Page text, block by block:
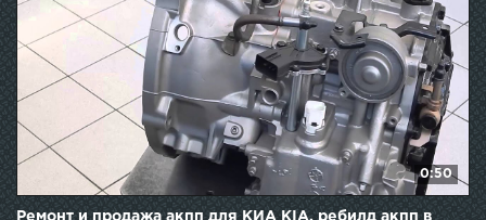
0:50
Ремонт и продажа акпп для КИА KIA, ребилд акпп в